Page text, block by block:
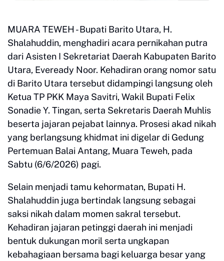
MUARA TEWEH - Bupati Barito Utara, H.
Shalahuddin, menghadiri acara pernikahan putra
dari Asisten I Sekretariat Daerah Kabupaten Barito
Utara, Eveready Noor. Kehadiran orang nomor satu
di Barito Utara tersebut didampingi langsung oleh
Ketua TP PKK Maya Savitri, Wakil Bupati Felix
Sonadie Y. Tingan, serta Sekretaris Daerah Muhlis
beserta jajaran pejabat lainnya. Prosesi akad nikah
yang berlangsung khidmat ini digelar di Gedung
Pertemuan Balai Antang, Muara Teweh, pada
Sabtu (6/6/2026) pagi.
Selain menjadi tamu kehormatan, Bupati H.
Shalahuddin juga bertindak langsung sebagai
saksi nikah dalam momen sakral tersebut.
Kehadiran jajaran petinggi daerah ini menjadi
bentuk dukungan moril serta ungkapan
kebahagiaan bersama bagi keluarga besar yang